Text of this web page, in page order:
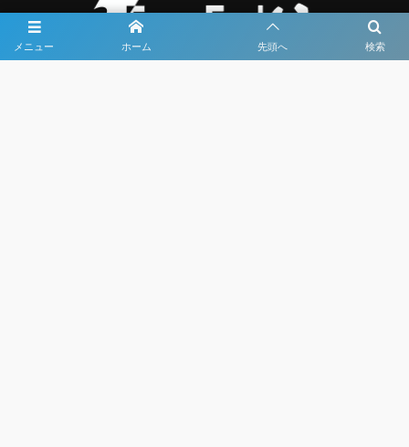
メニュー 検索
ホーム 先頭へ